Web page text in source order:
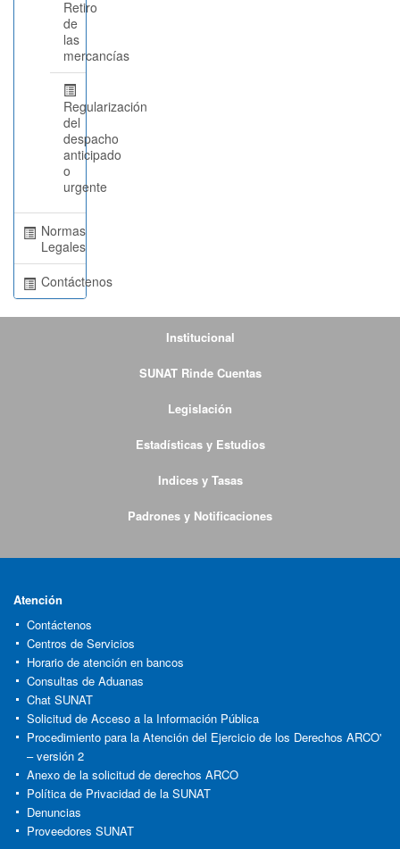
Retiro
de
las
mercancías
Regularización
del
despacho
anticipado
o
urgente
Normas
Legales
Contáctenos
Institucional
SUNAT Rinde Cuentas
Legislación
Estadísticas y Estudios
Indices y Tasas
Padrones y Notificaciones
Atención
Contáctenos
Centros de Servicios
Horario de atención en bancos
Consultas de Aduanas
Chat SUNAT
Solicitud de Acceso a la Información Pública
Procedimiento para la Atención del Ejercicio de los Derechos ARCO'
– versión 2
Anexo de la solicitud de derechos ARCO
Política de Privacidad de la SUNAT
Denuncias
Proveedores SUNAT